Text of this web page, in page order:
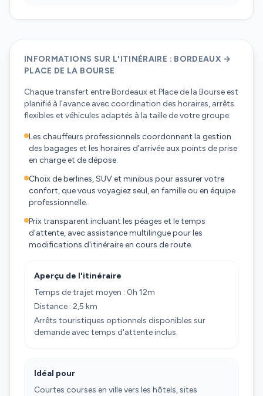
INFORMATIONS SUR L'ITINÉRAIRE : BORDEAUX →
PLACE DE LA BOURSE
Chaque transfert entre Bordeaux et Place de la Bourse est
planifié à l’avance avec coordination des horaires, arrêts
flexibles et véhicules adaptés à la taille de votre groupe.
Les chauffeurs professionnels coordonnent la gestion
des bagages et les horaires d'arrivée aux points de prise
en charge et de dépose.
Choix de berlines, SUV et minibus pour assurer votre
confort, que vous voyagiez seul, en famille ou en équipe
professionnelle.
Prix transparent incluant les péages et le temps
d'attente, avec assistance multilingue pour les
modifications d'itinéraire en cours de route.
Aperçu de l'itinéraire
Temps de trajet moyen : 0h 12m
Distance : 2,5 km
Arrêts touristiques optionnels disponibles sur
demande avec temps d'attente inclus.
Idéal pour
Courtes courses en ville vers les hôtels, sites